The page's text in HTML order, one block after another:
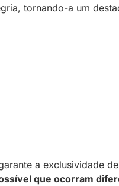
tornando-a um
a exclusividade
que ocorram